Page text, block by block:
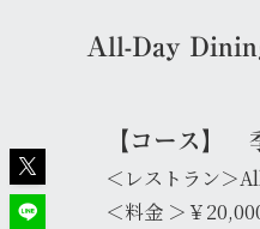
All-Day
【コース】
＜レストラン＞
＜料金 ＞￥